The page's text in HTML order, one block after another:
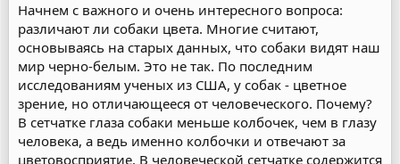
Начнем с важного и очень интересного вопроса:
различают ли собаки цвета. Многие считают,
основываясь на старых данных, что собаки видят наш
мир черно-белым. Это не так. По последним
исследованиям ученых из США, у собак - цветное
зрение, но отличающееся от человеческого. Почему?
В сетчатке глаза собаки меньше колбочек, чем в глазу
человека, а ведь именно колбочки и отвечают за
цветовосприятие. В человеческой сетчатке содержится